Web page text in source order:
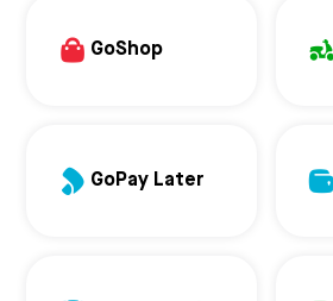
GoShop
GoPay Later